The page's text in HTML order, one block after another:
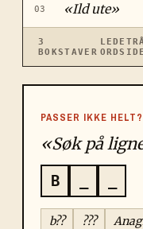
03 «Ild ute»
3
BOKSTAVER
PASSER IKKE HELT?
«Søk på
B
b?? ???